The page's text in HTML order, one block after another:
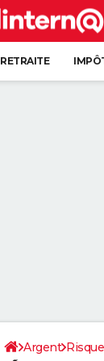
RETRAITE
Argent